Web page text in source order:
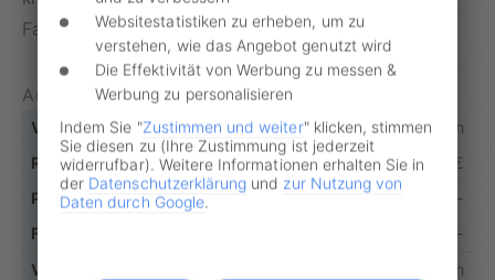
Fahrverbot geben.
Außerorts
Bis 10 km/h
30 €
-
-
11 - 15 km/h
Websitestatistiken zu erheben, um zu
verstehen, wie das Angebot genutzt wird
Die Effektivität von Werbung zu messen &
Werbung zu personalisieren
Indem Sie "Zustimmen und weiter" klicken, stimmen
Sie diesen zu (Ihre Zustimmung ist jederzeit
widerrufbar). Weitere Informationen erhalten Sie in
der Datenschutzerklärung und zur Nutzung von
Daten durch Google.